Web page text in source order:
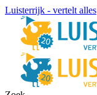
Luisterrijk - vertelt alles